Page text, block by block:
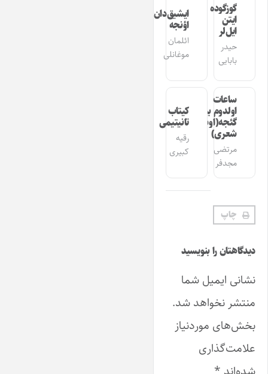
گوزگوده
ایتن
ایل‌لر
حیدر
بابایی
ایشیق‌دان
اؤنجه
ائلمان
موغانلی
ساعات
اولدوم بیر
گئجه(اوشاق
شعری)
مرتضی
مجدفر
کیتاب
تانیتیمی
رقیه
کبیری
چاپ
دیدگاهتان را بنویسید
نشانی ایمیل شما
منتشر نخواهد شد.
بخش‌های موردنیاز
علامت‌گذاری